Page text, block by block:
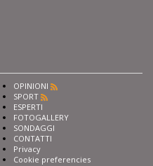
OPINIONI
SPORT
ESPERTI
FOTOGALLERY
SONDAGGI
CONTATTI
Privacy
Cookie preferencies